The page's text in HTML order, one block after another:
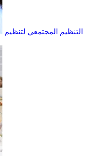
التنظيم المجتمعي لتنظيم